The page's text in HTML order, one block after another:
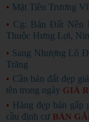
• Mặt Tiền Trương
• Cg: Bán Đất Nền
Thuộc Hưng Lợi,
• Sang Nhượng Lô
Trăng
• Cần bán đất đẹp
tên trong ngày GIÁ
• Hàng đẹp bán gấp
cầu định cư BÁN